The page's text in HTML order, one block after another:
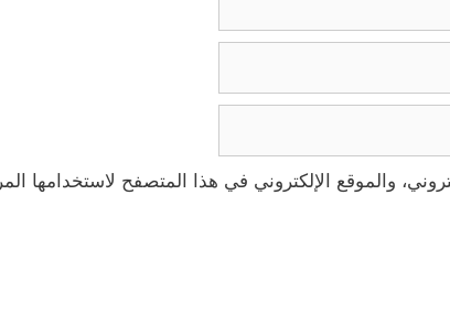
والموقع الإلكتروني في هذا المتصفح لاستخدامها